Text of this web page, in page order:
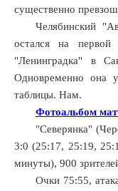
существенно
Челябинский
остался на
"Ленинградка" в
Одновременно она
таблицы. Нам.
Фотоальбом
"Северянка"
3:0 (25:17, 25:19,
минуты), 900
Очки 75:55,